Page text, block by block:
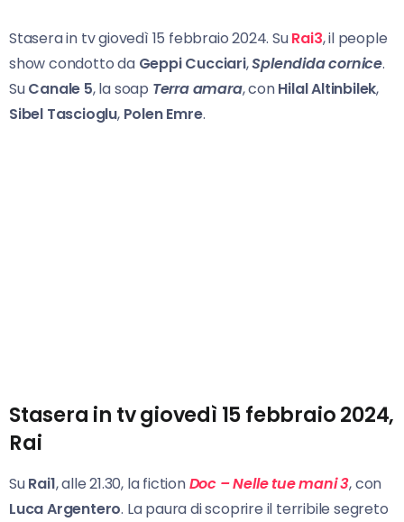
Stasera in tv giovedì 15 febbraio 2024. SuRai3, il people
show condotto da Geppi Cucciari,Splendida cornice.
SuCanale 5, la soap Terra amara, conHilal Altinbilek,
Sibel Tascioglu, Polen Emre.
Stasera in tv giovedì 15 febbraio 2024,
Rai
SuRai1, alle 21.30, la fictionDoc – Nelle tue mani 3, con
Luca Argentero. La paura di scoprire il terribile segreto